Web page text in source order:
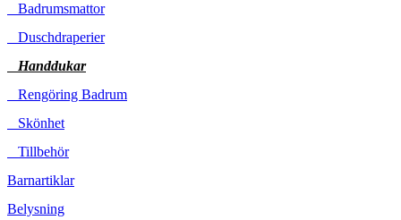
Badrumsmattor
Duschdraperier
Handdukar
Rengöring Badrum
Skönhet
Tillbehör
Barnartiklar
Belysning